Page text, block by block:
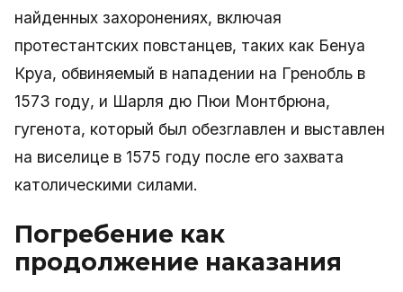
найденных захоронениях, включая
протестантских повстанцев, таких как Бенуа
Круа, обвиняемый в нападении на Гренобль в
1573 году, и Шарля дю Пюи Монтбрюна,
гугенота, который был обезглавлен и выставлен
на виселице в 1575 году после его захвата
католическими силами.
Погребение как
продолжение наказания